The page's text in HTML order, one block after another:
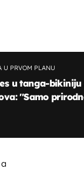
U PRVOM PLANU
u tanga-
''Samo